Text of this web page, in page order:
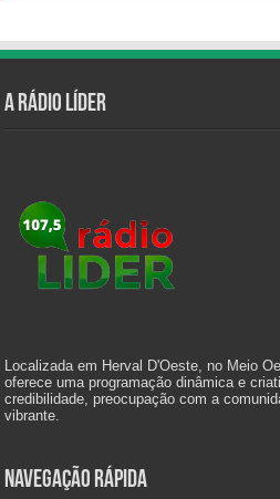
A Rádio Líder
Localizada em Herval D'Oeste, no Meio
oferece uma programação dinâmica e
credibilidade, preocupação com a
vibrante.
Navegação Rápida